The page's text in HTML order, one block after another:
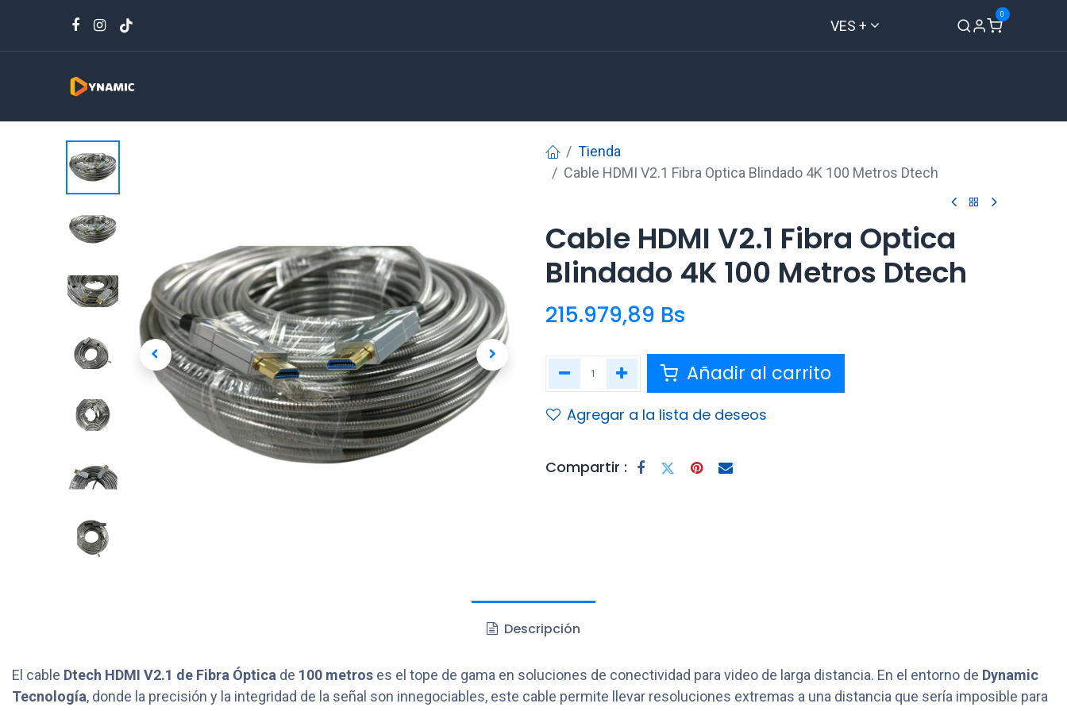
VES +
0
Tienda
Cable HDMI V2.1 Fibra Optica Blindado 4K 100 Metros Dtech
Cable HDMI V2.1 Fibra Optica
Blindado 4K 100 Metros Dtech
215.979,89 Bs
Añadir al carrito
Agregar a la lista de deseos
Compartir :
Descripción
El cable Dtech HDMI V2.1 de Fibra Óptica de 100 metros es el tope de gama en soluciones de conectividad para video de larga distancia. En el entorno de Dynamic
Tecnología, donde la precisión y la integridad de la señal son innegociables, este cable permite llevar resoluciones extremas a una distancia que sería imposible para